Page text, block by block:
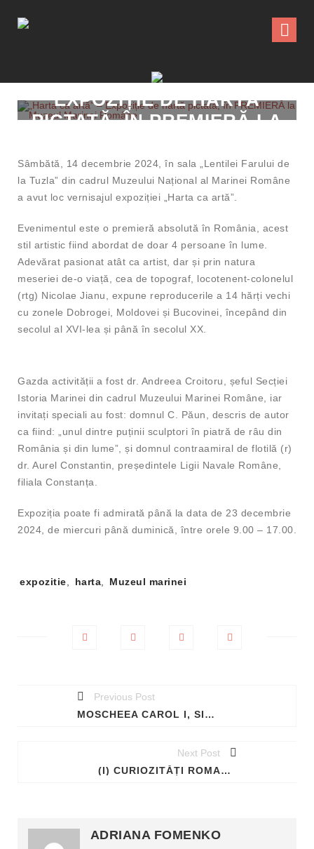
„HARTA CA ARTĂ” –
EXPOZIȚIE DE HARTĂ
PICTATĂ, ÎN PREMIERĂ LA
Sâmbătă, 14 decembrie 2024, în sala „Lentilei Farului de
la Tuzla” din cadrul Muzeului Național al Marinei Române
a avut loc vernisajul expoziției „Harta ca artă”.
Evenimentul este o premieră absolută în România, acest
stil artistic fiind abordat de doar 4 persoane în lume.
Adevărat pasionat atât ca artist, dar și prin natura
meseriei de-o viață, cea de topograf, locotenent-colonelul
(rtg) Nicolae Jianu, expune reproducerile a 14 hărți vechi
cu zonele Dobrogei, Moldovei și Bucovinei, începând din
secolul al XVI-lea și până în secolul XX.
Gazda activității a fost dr. Andreea Croitoru, șeful Secției
Istoria Marinei din cadrul Muzeului Marinei Române, iar
invitați speciali au fost: domnul C. Păun, descris de autor
ca fiind: „unul dintre puținii sculptori în piatră de râu din
România și din lume”, și domnul contraamiral de flotilă (r)
dr. Aurel Constantin, președintele Ligii Navale Române,
filiala Constanța.
Expoziția poate fi admirată până la data de 23 decembrie
2024, de miercuri până duminică, între orele 9.00 – 17.00.
uri:
expozitie harta Muzeul marinei
Previous Post
MOSCHEEA CAROL I, SINGURUL LĂCAȘ DE CULT MUSULMAN CU NUME ROMÂNESC
Next Post
(I) CURIOZITĂȚI ROMANE: DESPRE EDUCAȚIE
ADRIANA FOMENKO